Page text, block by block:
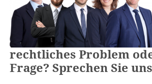
rechtliches Problem
Frage? Sprechen Sie